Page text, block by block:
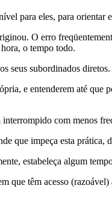
para eles, para orientar
O erro
o tempo todo.
seus subordinados diretos.
e entenderem até
interrompido com menos
que impeça esta
estabeleça algum
que têm acesso